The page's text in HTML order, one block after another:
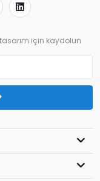
için kaydolun